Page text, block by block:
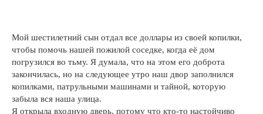
Мой шестилетний сын отдал все доллары из своей копилки,
чтобы помочь нашей пожилой соседке, когда её дом
погрузился во тьму. Я думала, что на этом его доброта
закончилась, но на следующее утро наш двор заполнился
копилками, патрульными машинами и тайной, которую
забыла вся наша улица.
Я открыла входную дверь, потому что кто-то настойчиво